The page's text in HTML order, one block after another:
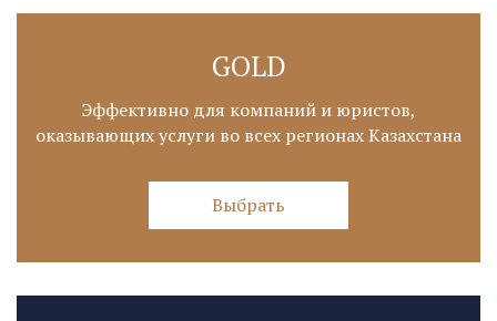
GOLD
Эффективно для компаний и юристов,
оказывающих услуги во всех регионах Казахстана
Выбрать